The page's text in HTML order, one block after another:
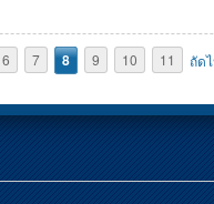
6 7 8 9 10 11 ถัด